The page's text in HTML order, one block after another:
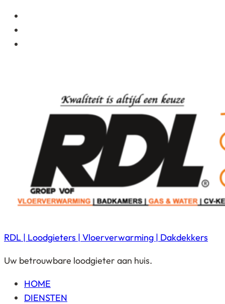
RDL | Loodgieters | Vloerverwarming | Dakdekkers
Uw betrouwbare loodgieter aan huis.
HOME
DIENSTEN